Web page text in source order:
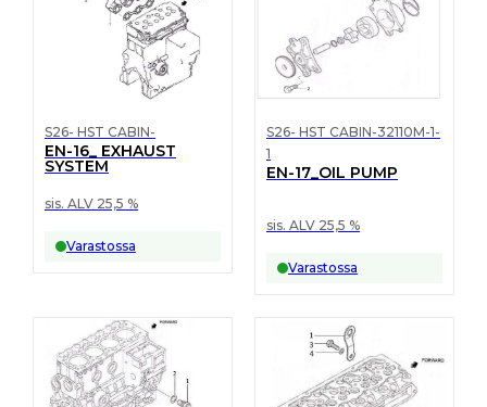
S26- HST CABIN-
EN-16_ EXHAUST
SYSTEM
sis. ALV 25,5 %
Varastossa
S26- HST CABIN-32110M-1-
1
EN-17_OIL PUMP
sis. ALV 25,5 %
Varastossa